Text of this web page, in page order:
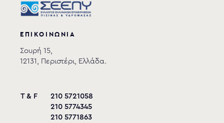
ΕΠΙΚΟΙΝΩΝΙΑ
Σουρή 15,
12131, Περιστέρι, Ελλάδα.
T & F
210 5721058
210 5774345
210 5771863